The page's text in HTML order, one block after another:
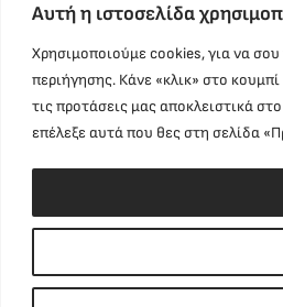
Αυτή η ιστοσελίδα
Χρησιμοποιούμε cookies, για να
περιήγησης. Κάνε «κλικ» στο
τις προτάσεις μας αποκλειστικά
επέλεξε αυτά που θες στη σελίδα